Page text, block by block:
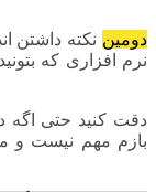
دومین نکته داشتن
نرم افزاری که
دقت کنید حتی اگه
بازم مهم نیست و